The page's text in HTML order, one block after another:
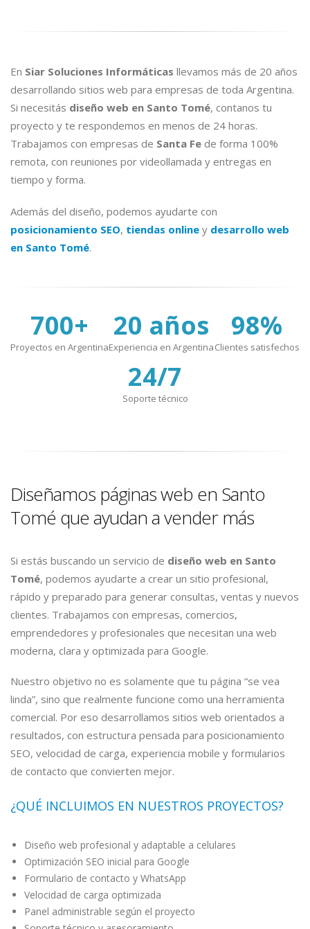
En Siar Soluciones Informáticas llevamos más de 20 años
desarrollando sitios web para empresas de toda Argentina.
Si necesitás diseño web en Santo Tomé, contanos tu
proyecto y te respondemos en menos de 24 horas.
Trabajamos con empresas de Santa Fe de forma 100%
remota, con reuniones por videollamada y entregas en
tiempo y forma.
Además del diseño, podemos ayudarte con
posicionamiento SEO, tiendas online y desarrollo web
en Santo Tomé.
700+
Proyectos en Argentina
20 años
Experiencia en Argentina
98%
Clientes satisfechos
24/7
Soporte técnico
Diseñamos páginas web en Santo
Tomé que ayudan a vender más
Si estás buscando un servicio de diseño web en Santo
Tomé, podemos ayudarte a crear un sitio profesional,
rápido y preparado para generar consultas, ventas y nuevos
clientes. Trabajamos con empresas, comercios,
emprendedores y profesionales que necesitan una web
moderna, clara y optimizada para Google.
Nuestro objetivo no es solamente que tu página “se vea
linda”, sino que realmente funcione como una herramienta
comercial. Por eso desarrollamos sitios web orientados a
resultados, con estructura pensada para posicionamiento
SEO, velocidad de carga, experiencia mobile y formularios
de contacto que convierten mejor.
¿QUÉ INCLUIMOS EN NUESTROS PROYECTOS?
Diseño web profesional y adaptable a celulares
Optimización SEO inicial para Google
Formulario de contacto y WhatsApp
Velocidad de carga optimizada
Panel administrable según el proyecto